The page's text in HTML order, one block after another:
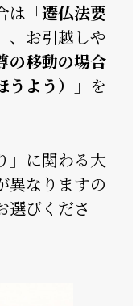
は「遷仏法要
、お引越しや
の移動の場合
よう）」 を
」に関わる大
異なりますの
選びくださ